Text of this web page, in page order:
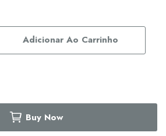
Adicionar Ao Carrinho
Buy Now